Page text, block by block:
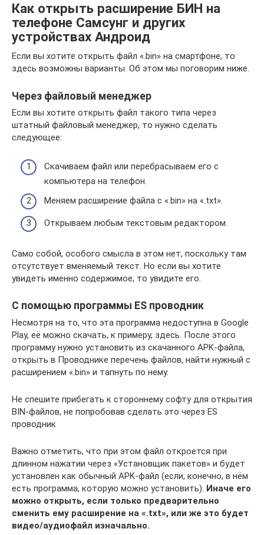
Как открыть расширение БИН на
телефоне Самсунг и других
устройствах Андроид
Если вы хотите открыть файл «.bin» на смартфоне, то
здесь возможны варианты. Об этом мы поговорим ниже.
Через файловый менеджер
Если вы хотите открыть файл такого типа через
штатный файловый менеджер, то нужно сделать
следующее:
Скачиваем файл или перебрасываем его с
компьютера на телефон.
Меняем расширение файла с «.bin» на «.txt».
Открываем любым текстовым редактором.
Само собой, особого смысла в этом нет, поскольку там
отсутствует вменяемый текст. Но если вы хотите
увидеть именно содержимое, то увидите его.
С помощью программы ES проводник
Несмотря на то, что эта программа недоступна в Google
Play, её можно скачать, к примеру, здесь. После этого
программу нужно установить из скачанного APK-файла,
открыть в Проводнике перечень файлов, найти нужный с
расширением «.bin» и тапнуть по нему.
Не спешите прибегать к стороннему софту для открытия
BIN-файлов, не попробовав сделать это через ES
проводник
Важно отметить, что при этом файл откроется при
длинном нажатии через «Установщик пакетов» и будет
установлен как обычный APK-файл (если, конечно, в нём
есть программа, которую можно установить). Иначе его
можно открыть, если только предварительно
сменить ему расширение на «.txt», или же это будет
видео/аудиофайл изначально.